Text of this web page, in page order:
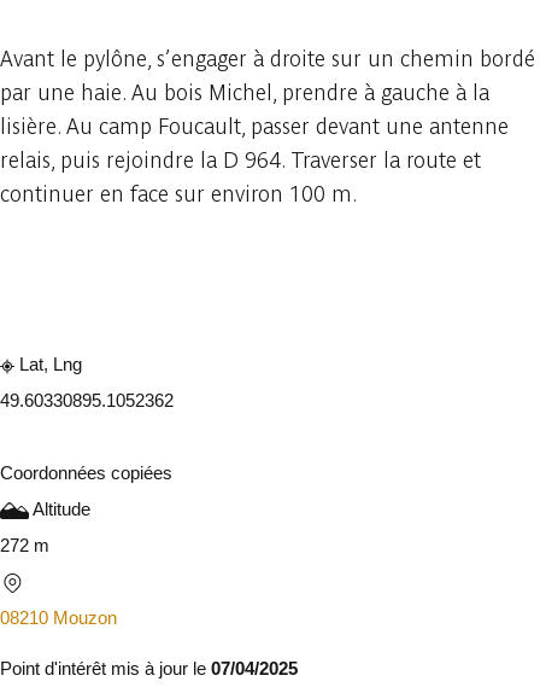
Avant le pylône, s’engager à droite sur un chemin bordé
par une haie. Au bois Michel, prendre à gauche à la
lisière. Au camp Foucault, passer devant une antenne
relais, puis rejoindre la D 964. Traverser la route et
continuer en face sur environ 100 m.
Lat, Lng
49.60330895.1052362
Coordonnées copiées
Altitude
272 m
08210 Mouzon
Point d'intérêt mis à jour le 07/04/2025